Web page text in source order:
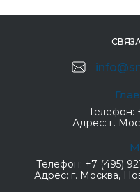
Телефон:
Адрес: г.
Телефон: +7 (495)
Адрес: г. Москва,